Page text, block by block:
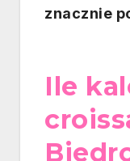
znacznie
Ile